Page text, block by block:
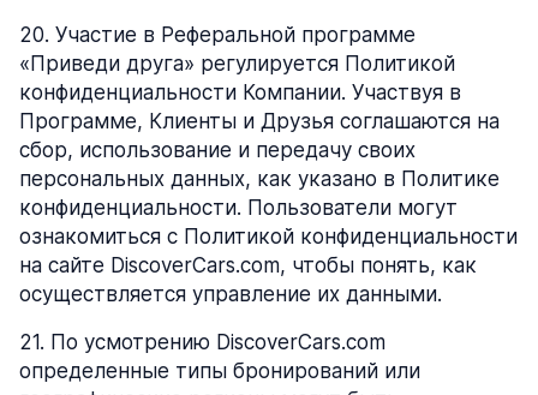
20. Участие в Реферальной программе
«Приведи друга» регулируется Политикой
конфиденциальности Компании. Участвуя в
Программе, Клиенты и Друзья соглашаются на
сбор, использование и передачу своих
персональных данных, как указано в Политике
конфиденциальности. Пользователи могут
ознакомиться с Политикой конфиденциальности
на сайте DiscoverCars.com, чтобы понять, как
осуществляется управление их данными.
21. По усмотрению DiscoverCars.com
определенные типы бронирований или